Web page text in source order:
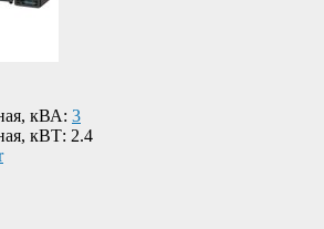
кВА: 3
кВТ: 2.4